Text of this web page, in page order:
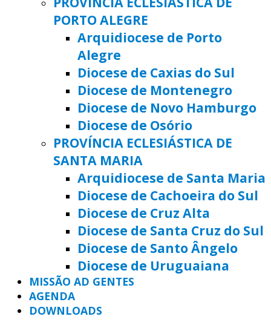
PORTO ALEGRE
Arquidiocese de Porto
Alegre
Diocese de Caxias do Sul
Diocese de Montenegro
Diocese de Novo Hamburgo
Diocese de Osório
PROVÍNCIA ECLESIÁSTICA DE
SANTA MARIA
Arquidiocese de Santa Maria
Diocese de Cachoeira do Sul
Diocese de Cruz Alta
Diocese de Santa Cruz do Sul
Diocese de Santo Ângelo
Diocese de Uruguaiana
MISSÃO AD GENTES
AGENDA
DOWNLOADS